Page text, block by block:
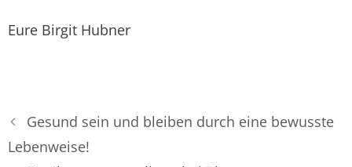
Eure Birgit Hubner
Gesund sein und bleiben durch eine bewusste
Lebenweise!